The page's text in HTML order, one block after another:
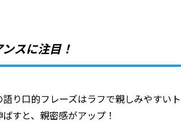
スに注目！
り口的フレーズはラフで親しみやすいト
すと、親密感がアップ！